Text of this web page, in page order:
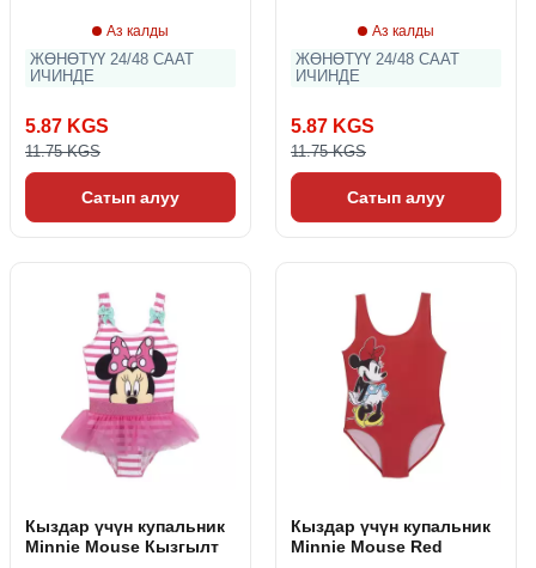
Аз калды
ЖӨНӨТҮҮ 24/48 СААТ
ИЧИНДЕ
5.87 KGS
11.75 KGS
Сатып алуу
Аз калды
ЖӨНӨТҮҮ 24/48 СААТ
ИЧИНДЕ
5.87 KGS
11.75 KGS
Сатып алуу
Кыздар үчүн купальник
Minnie Mouse Кызгылт
Кыздар үчүн купальник
Minnie Mouse Red